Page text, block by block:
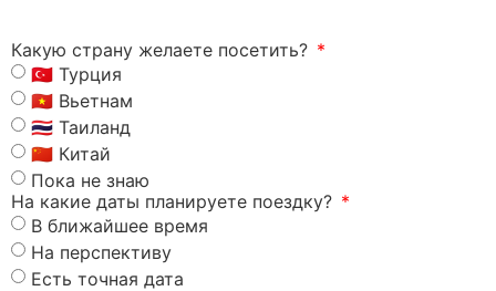
Какую страну желаете посетить?
🇹🇷 Турция
🇻🇳 Вьетнам
🇹🇭 Таиланд
🇨🇳 Китай
Пока не знаю
На какие даты планируете поездку?
В ближайшее время
На перспективу
Есть точная дата